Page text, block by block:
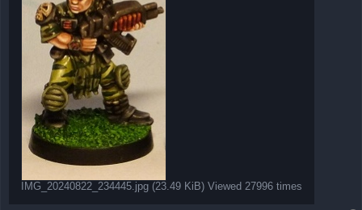
IMG_20240822_234445.jpg (23.49 KiB) Viewed 27996 times